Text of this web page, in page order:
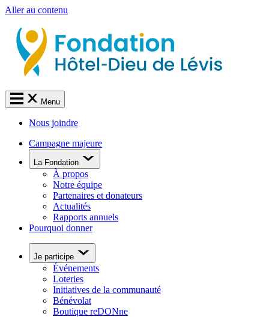
Aller au contenu
Menu
Nous joindre
Campagne majeure
La Fondation
À propos
Notre équipe
Partenaires et donateurs
Actualités
Rapports annuels
Pourquoi donner
Je participe
Événements
Loteries
Initiatives de la communauté
Bénévolat
Boutique reDONne